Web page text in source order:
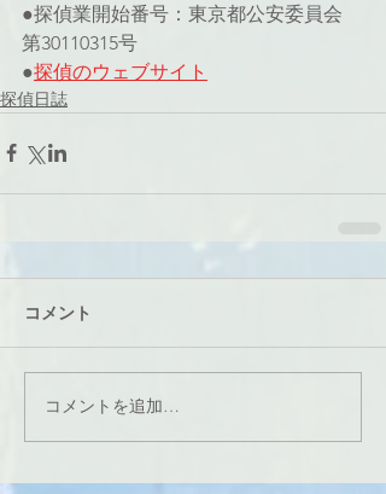
●探偵業開始番号：東京都公安委員会
第30110315号
●探偵のウェブサイト
探偵日誌
コメント
コメントを追加…